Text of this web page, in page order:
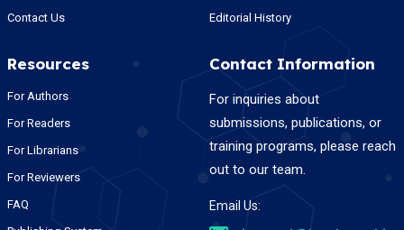
Contact Us
Editorial History
Resources
For Authors
For Readers
For Librarians
For Reviewers
FAQ
Contact Information
For inquiries about
submissions, publications, or
training programs, please reach
out to our team.
Email Us: